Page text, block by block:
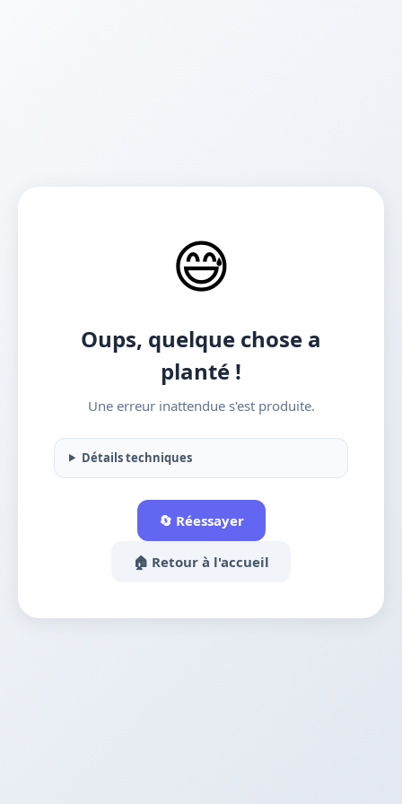
😅
Oups, quelque chose a
planté !
Une erreur inattendue s'est produite.
Détails techniques
🔄 Réessayer
🏠 Retour à l'accueil